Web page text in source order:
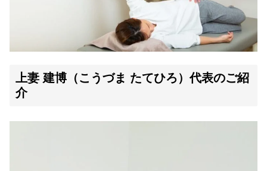
上妻 建博（こうづま たてひろ）代表のご紹
介